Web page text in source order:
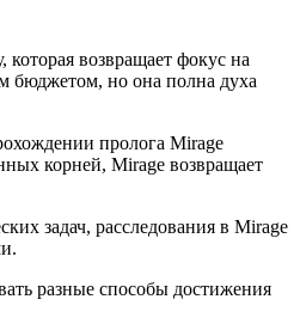
возвращает фокус на
бюджетом, но она полна духа
пролога Mirage
корней, Mirage возвращает
задач, расследования в Mirage
разные способы достижения